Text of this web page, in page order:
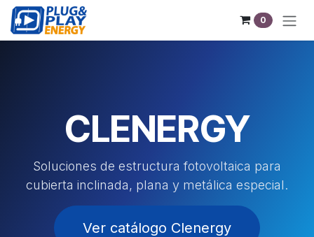
Sari la conținut
0
CLENERGY
Soluciones de estructura fotovoltaica para
cubierta inclinada, plana y metálica especial.
Ver catálogo Clenergy